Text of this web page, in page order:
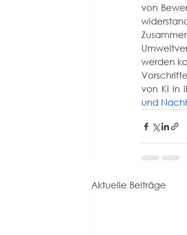
von
werden
von KI in
und
Aktuelle Beiträge